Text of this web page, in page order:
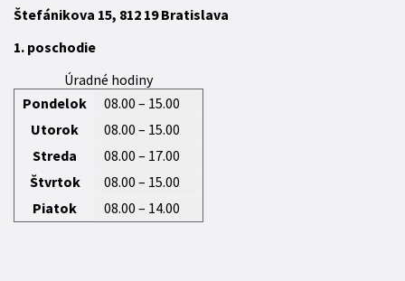
Štefánikova 15, 812 19Bratislava
1. poschodie
Úradné hodiny
Pondelok
08.00 – 15.00
Utorok
08.00 – 15.00
Streda
08.00 – 17.00
Štvrtok
08.00 – 15.00
Piatok
08.00 – 14.00